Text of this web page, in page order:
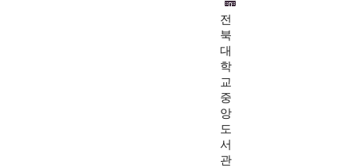
전
북
대
학
교
중
앙
도
서
관